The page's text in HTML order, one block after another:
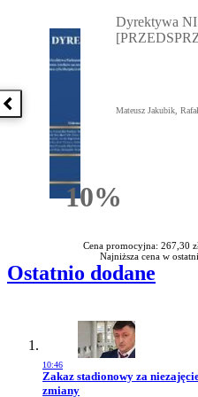
Poprzednia książka
10%Rabatu
Dyrektywa
Mateusz Jakubik,
Cena promocyjna: 267,30
Najniższa cena w
Ostatnio dodane
10:46
Przejdź do artykułu:
Zakaz stadionowy za
zmiany